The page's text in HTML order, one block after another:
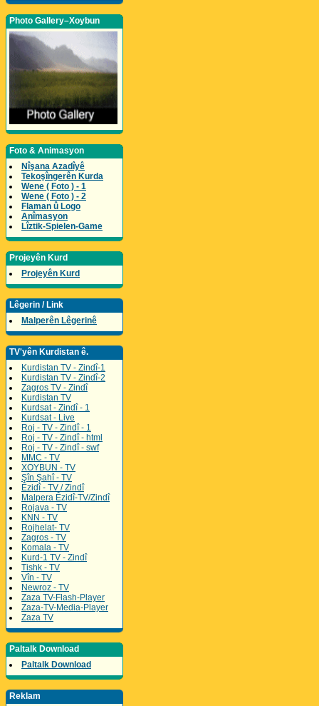
Photo Gallery–Xoybun
Foto & Animasyon
Nîşana Azadîyê
Tekoşîngerên Kurda
Wene ( Foto ) - 1
Wene ( Foto ) - 2
Flaman û Logo
Anîmasyon
Lîztik-Spielen-Game
Projeyên Kurd
Projeyên Kurd
Lêgerin / Link
Malperên Lêgerinê
TV'yên Kurdistan ê.
Kurdistan TV - Zindî-1
Kurdistan TV - Zindî-2
Zagros TV - Zindî
Kurdistan TV
Kurdsat - Zindî - 1
Kurdsat - Live
Roj - TV - Zindî - 1
Roj - TV - Zindî - html
Roj - TV - Zindî - swf
MMC - TV
XOYBUN - TV
Şîn Şahî - TV
Êzidî - TV / Zindî
Malpera Êzidî-TV/Zindî
Rojava - TV
KNN - TV
Rojhelat- TV
Zagros - TV
Komala - TV
Kurd-1 TV - Zindî
Tishk - TV
Vîn - TV
Newroz - TV
Zaza TV-Flash-Player
Zaza-TV-Media-Player
Zaza TV
Paltalk Download
Paltalk Download
Reklam